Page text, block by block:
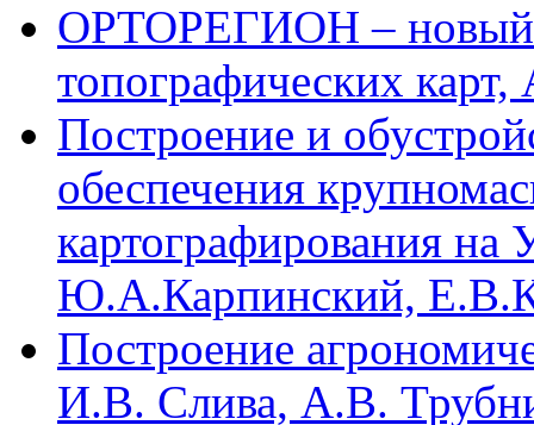
ОРТОРЕГИОН – новый
топографических
Построение и
обеспечения
картографирования
Ю.А.Карпинский,
Построение
И.В. Слива, А.В.